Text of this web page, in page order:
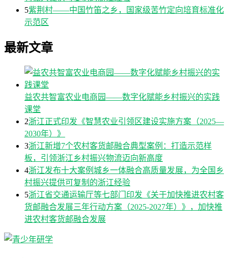
5紫荆村——中国竹笛之乡，国家级苦竹定向培育标准化
示范区
最新文章
益农共智富农业电商园——数字化赋能乡村振兴的实践
课堂
2浙江正式印发《智慧农业引领区建设实施方案（2025—
2030年）》
3浙江新增7个农村客货邮融合典型案例：打造示范样
板，引领浙江乡村振兴物流迈向新高度
4浙江发布十大案例城乡一体融合高质量发展，为全国乡
村振兴提供可复制的浙江经验
5浙江省交通运输厅等七部门印发《关于加快推进农村客
货邮融合发展三年行动方案（2025-2027年）》，加快推
进农村客货邮融合发展